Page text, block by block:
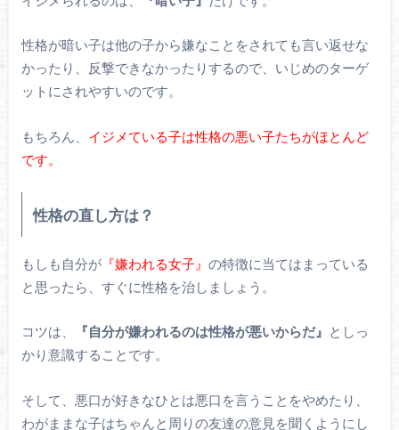
性格が暗い子は他の子から嫌なことをされても言い返せな
かったり、反撃できなかったりするので、いじめのターゲ
ットにされやすいのです。
もちろん、 イジメている子は性格の悪い子たちがほとんど
です。
性格の直し方は？
もしも自分が『嫌われる女子』 の特徴に当てはまっている
と思ったら、すぐに性格を治しましょう。
コツは、 『自分が嫌われるのは性格が悪いからだ』 としっ
かり意識することです。
そして、悪口が好きなひとは悪口を言うことをやめたり、
わがままな子はちゃんと周りの友達の意見を聞くようにし